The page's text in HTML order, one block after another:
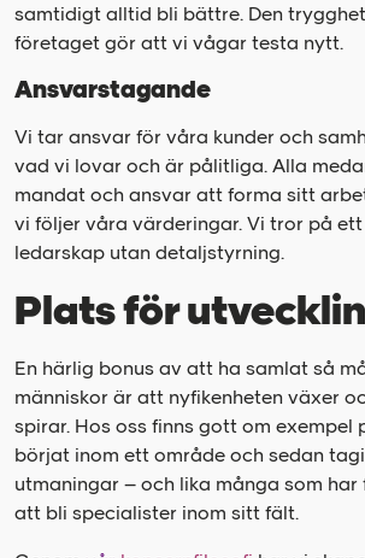
samtidigt alltid bli bättre. Den
företaget gör att vi vågar testa nytt.
Ansvarstagande
Vi tar ansvar för våra kunder och
vad vi lovar och är pålitliga. Alla
mandat och ansvar att forma sitt
vi följer våra värderingar. Vi tror på
ledarskap utan detaljstyrning.
Plats för
En härlig bonus av att ha samlat så
människor är att nyfikenheten växer
spirar. Hos oss finns gott om exempel
börjat inom ett område och sedan
utmaningar – och lika många som
att bli specialister inom sitt fält.